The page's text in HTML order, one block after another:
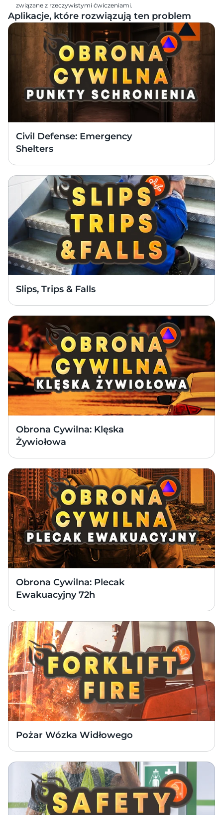
związane z rzeczywistymi ćwiczeniami.
Aplikacje, które rozwiązują ten problem
Civil Defense: Emergency
Shelters
Slips, Trips & Falls
Obrona Cywilna: Klęska
Żywiołowa
Obrona Cywilna: Plecak
Ewakuacyjny 72h
Pożar Wózka Widłowego